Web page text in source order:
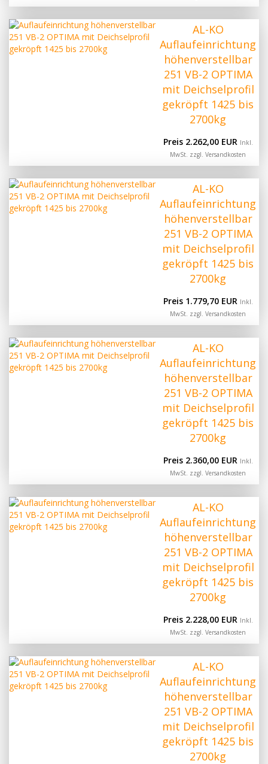
AL-KO
Auflaufeinrichtung
höhenverstellbar
251 VB-2 OPTIMA
mit Deichselprofil
gekröpft 1425 bis
2700kg
Preis 2.262,00 EUR Inkl.
MwSt. zzgl. Versandkosten
AL-KO
Auflaufeinrichtung
höhenverstellbar
251 VB-2 OPTIMA
mit Deichselprofil
gekröpft 1425 bis
2700kg
Preis 1.779,70 EUR Inkl.
MwSt. zzgl. Versandkosten
AL-KO
Auflaufeinrichtung
höhenverstellbar
251 VB-2 OPTIMA
mit Deichselprofil
gekröpft 1425 bis
2700kg
Preis 2.360,00 EUR Inkl.
MwSt. zzgl. Versandkosten
AL-KO
Auflaufeinrichtung
höhenverstellbar
251 VB-2 OPTIMA
mit Deichselprofil
gekröpft 1425 bis
2700kg
Preis 2.228,00 EUR Inkl.
MwSt. zzgl. Versandkosten
AL-KO
Auflaufeinrichtung
höhenverstellbar
251 VB-2 OPTIMA
mit Deichselprofil
gekröpft 1425 bis
2700kg